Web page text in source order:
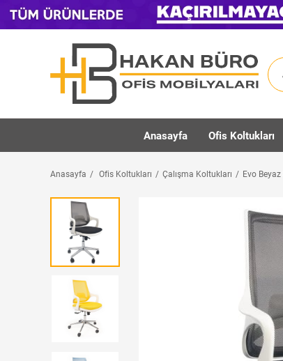
Anasayfa Ofis Koltukları
Anasayfa Ofis Koltukları Çalışma Koltukları Evo